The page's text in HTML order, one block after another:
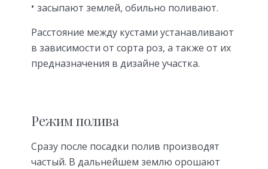
засыпают землей, обильно поливают.
Расстояние между кустами устанавливают
в зависимости от сорта роз, а также от их
предназначения в дизайне участка.
Режим полива
Сразу после посадки полив производят
частый. В дальнейшем землю орошают